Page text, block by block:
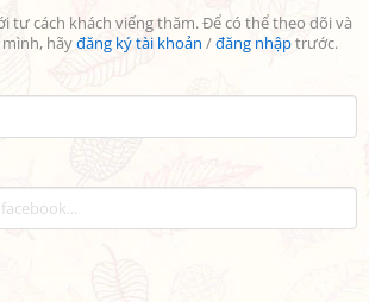
tư cách khách viếng thăm. Để có thể theo dõi và
hãyđăng ký tài khoản /đăng nhậptrước.